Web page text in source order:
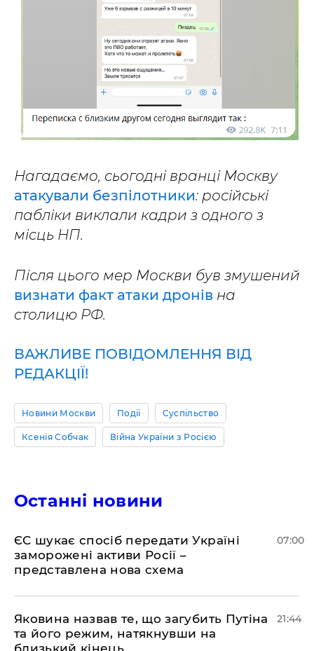
Нагадаємо, сьогодні вранці Москву
атакували безпілотники: російські
пабліки виклали кадри з одного з
місць НП.
Після цього мер Москви був змушений
визнати факт атаки дронів на
столицю РФ.
ВАЖЛИВЕ ПОВІДОМЛЕННЯ ВІД
РЕДАКЦІЇ!
Новини Москви Події Суспільство
Ксенія Собчак Війна України з Росією
Останні новини
ЄС шукає спосіб передати Україні
заморожені активи Росії –
представлена ​​нова схема
07:00
Яковина назвав те, що загубить Путіна
та його режим, натякнувши на
21:44